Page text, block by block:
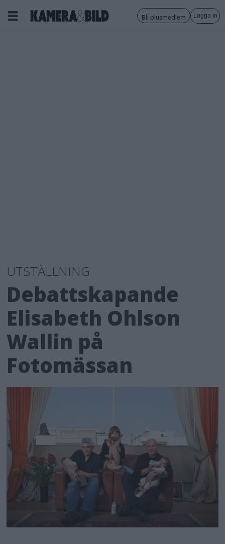
Bli plusmedlem Logga in
UTSTÄLLNING
Debattskapande
Elisabeth Ohlson
Wallin på
Fotomässan